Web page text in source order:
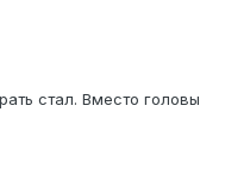
стал. Вместо головы